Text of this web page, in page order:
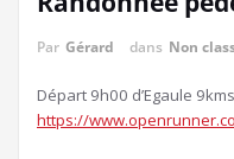
Par Gérard dans Non
Départ 9h00 d’Egaule
https://